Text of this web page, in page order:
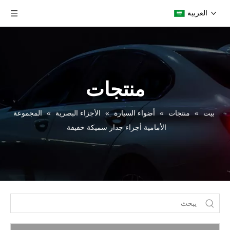
العربية
منتجات
بيت » منتجات » أضواء السيارة » الأجزاء البصرية » المجموعة
الأمامية أجزاء جدار سميكة خفيفة